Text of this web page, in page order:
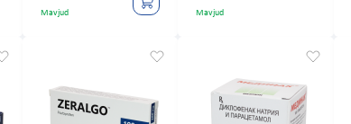
Mavjud Mavjud